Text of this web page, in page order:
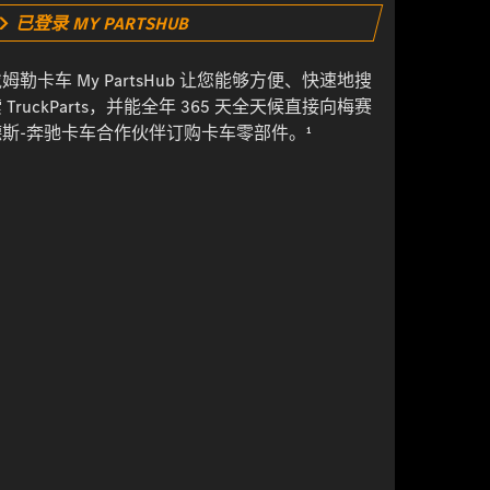
已登录 MY PARTSHUB
勒卡车 My PartsHub 让您能够方便、快速地搜
TruckParts，并能全年 365 天全天候直接向梅赛
-奔驰卡车合作伙伴订购卡车零部件。¹